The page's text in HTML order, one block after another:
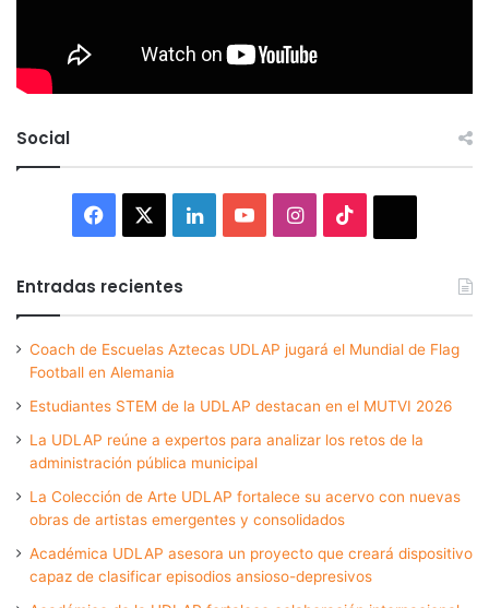
Social
Facebook LinkedInYouTubeInstagram
Entradas recientes
Coach de Escuelas Aztecas UDLAP jugará el Mundial de Flag
Football en Alemania
Estudiantes STEM de la UDLAP destacan en el MUTVI 2026
La UDLAP reúne a expertos para analizar los retos de la
administración pública municipal
La Colección de Arte UDLAP fortalece su acervo con nuevas
obras de artistas emergentes y consolidados
Académica UDLAP asesora un proyecto que creará dispositivo
capaz de clasificar episodios ansioso-depresivos